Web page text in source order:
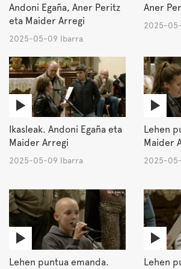
Andoni Egaña, Aner Peritz
eta Maider Arregi
2025-05-09 Ibarra
Aner
2025-
Ikasleak. Andoni Egaña eta
Maider Arregi
2025-05-09 Ibarra
Lehen
Maider
2025-
Lehen puntua emanda.
Lehen